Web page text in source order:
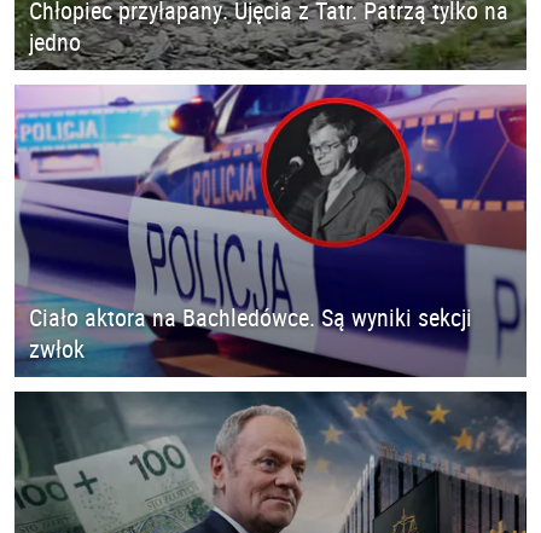
Chłopiec przyłapany. Ujęcia z Tatr. Patrzą tylko na
jedno
Ciało aktora na Bachledówce. Są wyniki sekcji
zwłok